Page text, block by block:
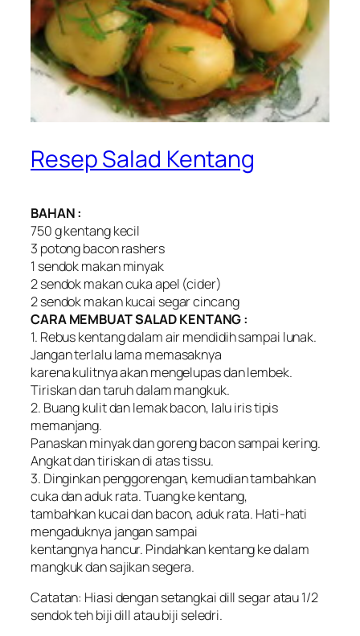
Resep Salad Kentang
BAHAN :
750 g kentang kecil
3 potong bacon rashers
1 sendok makan minyak
2 sendok makan cuka apel (cider)
2 sendok makan kucai segar cincang
CARA MEMBUAT SALAD KENTANG :
1. Rebus kentang dalam air mendidih sampai lunak.
Jangan terlalu lama memasaknya
karena kulitnya akan mengelupas dan lembek.
Tiriskan dan taruh dalam mangkuk.
2. Buang kulit dan lemak bacon, lalu iris tipis
memanjang.
Panaskan minyak dan goreng bacon sampai kering.
Angkat dan tiriskan di atas tissu.
3. Dinginkan penggorengan, kemudian tambahkan
cuka dan aduk rata. Tuang ke kentang,
tambahkan kucai dan bacon, aduk rata. Hati-hati
mengaduknya jangan sampai
kentangnya hancur. Pindahkan kentang ke dalam
mangkuk dan sajikan segera.
Catatan: Hiasi dengan setangkai dill segar atau 1/2
sendok teh biji dill atau biji seledri.